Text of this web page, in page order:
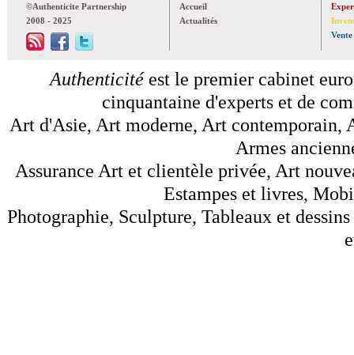
©Authenticite Partnership
2008 - 2025
Accueil
Actualités
Vente
Authenticitéest le premier cabinet
cinquantaine d'experts et de
Art d'Asie, Art moderne, Art contemporain,
Armes
Assurance Art et clientèle privée, Art
Estampes et livres,
Photographie, Sculpture, Tableaux et